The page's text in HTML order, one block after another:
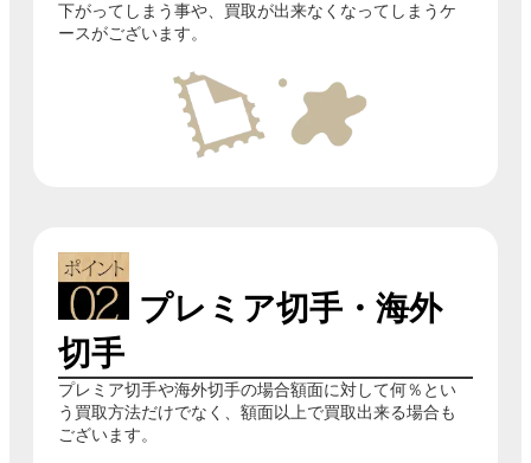
下がってしまう事や、買取が出来なくなってしまうケ
ースがございます。
プレミア切手・海外
切手
プレミア切手や海外切手の場合額面に対して何％とい
う買取方法だけでなく、額面以上で買取出来る場合も
ございます。